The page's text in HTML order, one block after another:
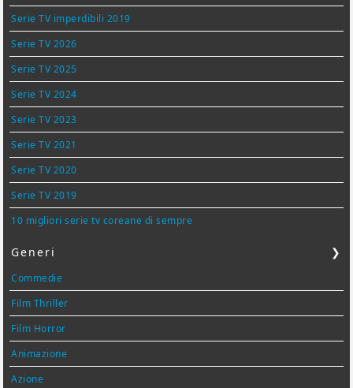
Serie TV imperdibili 2019
Serie TV 2026
Serie TV 2025
Serie TV 2024
Serie TV 2023
Serie TV 2021
Serie TV 2020
Serie TV 2019
10 migliori serie tv coreane di sempre
Generi ❯
Commedie
Film Thriller
Film Horror
Animazione
Azione